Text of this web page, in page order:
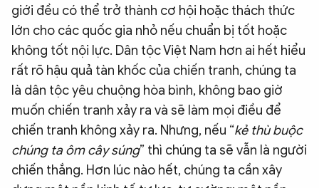
giới đều có thể trở thành cơ hội hoặc thách thức
lớn cho các quốc gia nhỏ nếu chuẩn bị tốt hoặc
không tốt nội lực. Dân tộc Việt Nam hơn ai hết hiểu
rất rõ hậu quả tàn khốc của chiến tranh, chúng ta
là dân tộc yêu chuộng hòa bình, không bao giờ
muốn chiến tranh xảy ra và sẽ làm mọi điều để
chiến tranh không xảy ra. Nhưng, nếu “kẻ thù buộc
chúng ta ôm cây súng” thì chúng ta sẽ vẫn là người
chiến thắng. Hơn lúc nào hết, chúng ta cần xây